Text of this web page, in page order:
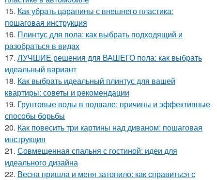
15. Как убрать царапины с внешнего пластика:
пошаговая инструкция
16. Плинтус для пола: как выбрать подходящий и
разобраться в видах
17. ЛУЧШИЕ решения для ВАШЕГО пола: как выбрать
идеальный вариант
18. Как выбрать идеальный плинтус для вашей
квартиры: советы и рекомендации
19. Грунтовые воды в подвале: причины и эффективные
способы борьбы
20. Как повесить три картины над диваном: пошаговая
инструкция
21. Совмещенная спальня с гостиной: идеи для
идеального дизайна
22. Весна пришла и меня затопило: как справиться с